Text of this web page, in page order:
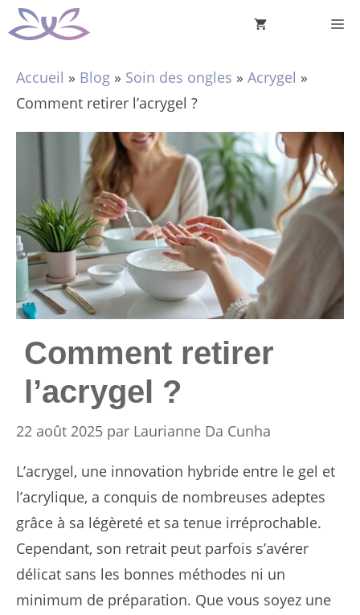
Aller
au
Accueil » Blog » Soin des ongles » Acrygel »
Comment retirer l’acrygel ?
Comment retirer
l’acrygel ?
22 août 2025 par Laurianne Da Cunha
L’acrygel, une innovation hybride entre le gel et
l’acrylique, a conquis de nombreuses adeptes
grâce à sa légèreté et sa tenue irréprochable.
Cependant, son retrait peut parfois s’avérer
délicat sans les bonnes méthodes ni un
minimum de préparation. Que vous soyez une